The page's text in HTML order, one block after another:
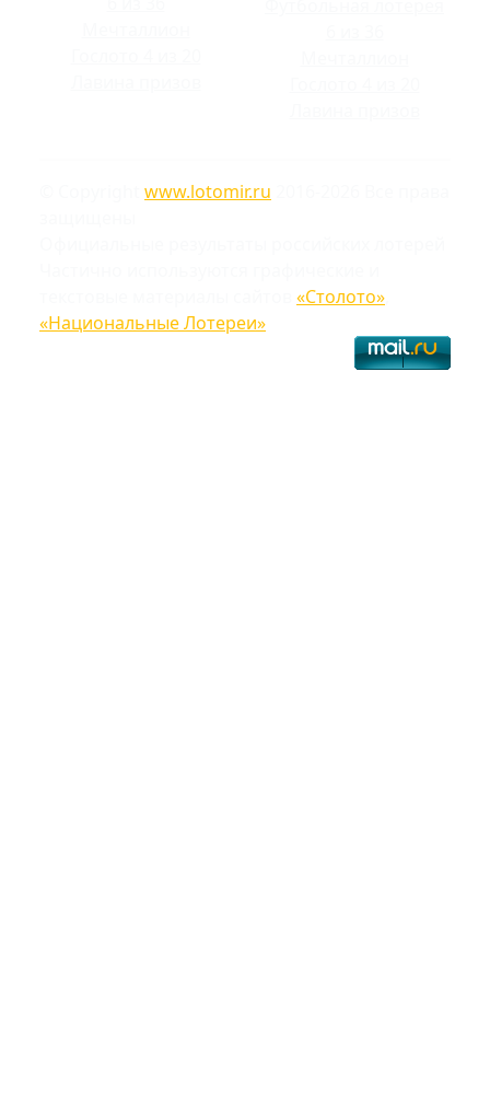
www.lotomir.ru
«Столото»
«Национальные Лотереи»